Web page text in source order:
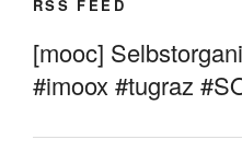
RSS FEED
[mooc]
#imoox #tugraz